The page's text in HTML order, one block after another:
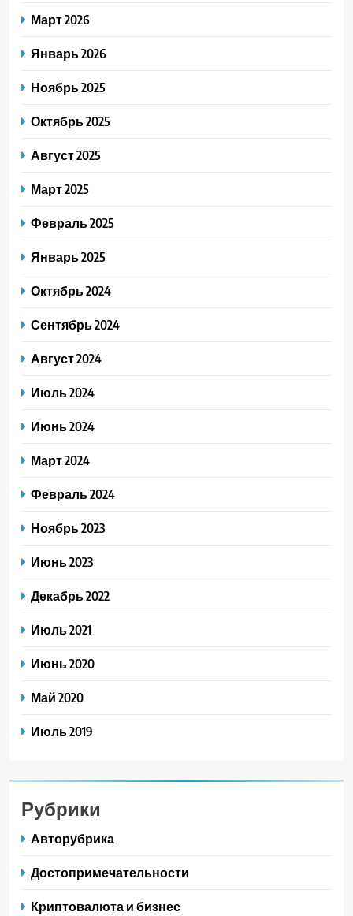
Март 2026
Январь 2026
Ноябрь 2025
Октябрь 2025
Август 2025
Март 2025
Февраль 2025
Январь 2025
Октябрь 2024
Сентябрь 2024
Август 2024
Июль 2024
Июнь 2024
Март 2024
Февраль 2024
Ноябрь 2023
Июнь 2023
Декабрь 2022
Июль 2021
Июнь 2020
Май 2020
Июль 2019
Рубрики
Авторубрика
Достопримечательности
Криптовалюта и бизнес